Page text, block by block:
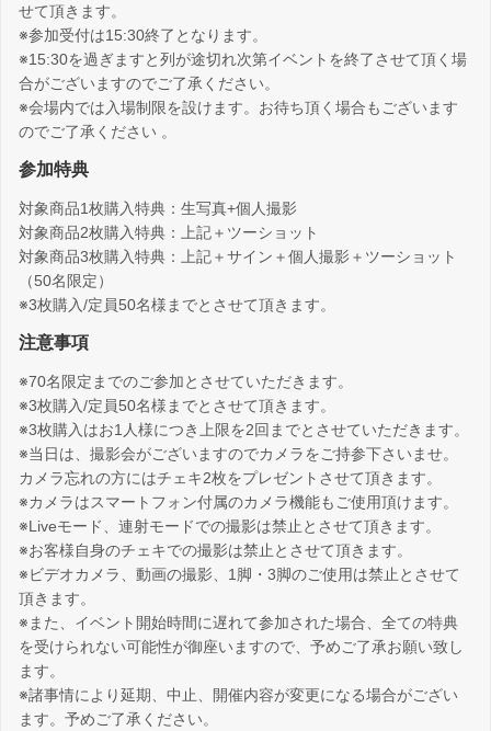
せて頂きます。
※参加受付は15:30終了となります。
※15:30を過ぎますと列が途切れ次第イベントを終了させて頂く場
合がございますのでご了承ください。
※会場内では入場制限を設けます。お待ち頂く場合もございます
のでご了承ください 。
参加特典
対象商品1枚購入特典：生写真+個人撮影
対象商品2枚購入特典：上記＋ツーショット
対象商品3枚購入特典：上記＋サイン＋個人撮影＋ツーショット
（50名限定）
※3枚購入/定員50名様までとさせて頂きます。
注意事項
※70名限定までのご参加とさせていただきます。
※3枚購入/定員50名様までとさせて頂きます。
※3枚購入はお1人様につき上限を2回までとさせていただきます。
※当日は、撮影会がございますのでカメラをご持参下さいませ。
カメラ忘れの方にはチェキ2枚をプレゼントさせて頂きます。
※カメラはスマートフォン付属のカメラ機能もご使用頂けます。
※Liveモード、連射モードでの撮影は禁止とさせて頂きます。
※お客様自身のチェキでの撮影は禁止とさせて頂きます。
※ビデオカメラ、動画の撮影、1脚・3脚のご使用は禁止とさせて
頂きます。
※また、イベント開始時間に遅れて参加された場合、全ての特典
を受けられない可能性が御座いますので、予めご了承お願い致し
ます。
※諸事情により延期、中止、開催内容が変更になる場合がござい
ます。予めご了承ください。